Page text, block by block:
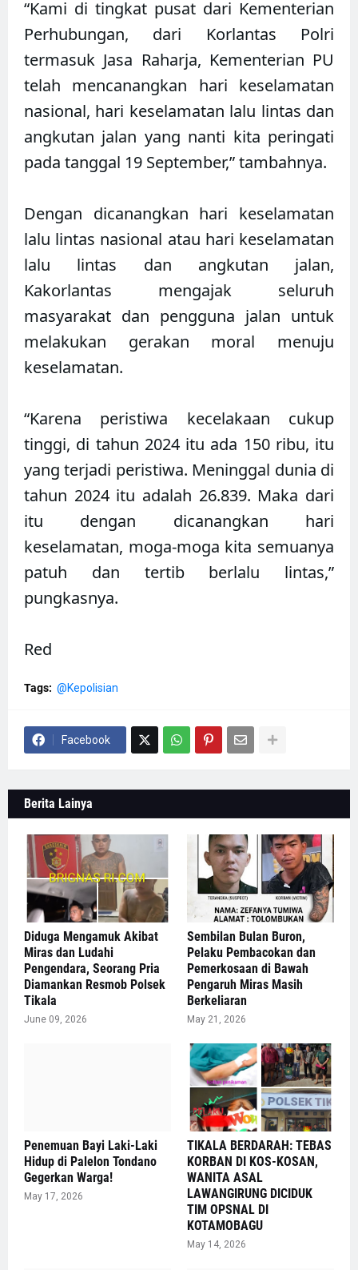
“Kami di tingkat pusat dari Kementerian
Perhubungan, dari Korlantas Polri
termasuk Jasa Raharja, Kementerian PU
telah mencanangkan hari keselamatan
nasional, hari keselamatan lalu lintas dan
angkutan jalan yang nanti kita peringati
pada tanggal 19 September,” tambahnya.
Dengan dicanangkan hari keselamatan
lalu lintas nasional atau hari keselamatan
lalu lintas dan angkutan jalan,
Kakorlantas mengajak seluruh
masyarakat dan pengguna jalan untuk
melakukan gerakan moral menuju
keselamatan.
“Karena peristiwa kecelakaan cukup
tinggi, di tahun 2024 itu ada 150 ribu, itu
yang terjadi peristiwa. Meninggal dunia di
tahun 2024 itu adalah 26.839. Maka dari
itu dengan dicanangkan hari
keselamatan, moga-moga kita semuanya
patuh dan tertib berlalu lintas,”
pungkasnya.
Red
Tags: @Kepolisian
Facebook
Berita Lainya
Diduga Mengamuk Akibat
Miras dan Ludahi
Pengendara, Seorang Pria
Diamankan Resmob Polsek
Tikala
June 09, 2026
Sembilan Bulan Buron,
Pelaku Pembacokan dan
Pemerkosaan di Bawah
Pengaruh Miras Masih
Berkeliaran
May 21, 2026
Penemuan Bayi Laki-Laki
Hidup di Palelon Tondano
Gegerkan Warga!
May 17, 2026
TIKALA BERDARAH: TEBAS
KORBAN DI KOS-KOSAN,
WANITA ASAL
LAWANGIRUNG DICIDUK
TIM OPSNAL DI
KOTAMOBAGU
May 14, 2026